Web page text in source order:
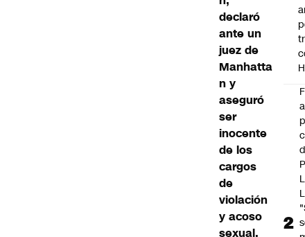
declaró
ante un
juez de
Manhatta
n y
aseguró
ser
inocente
de los
cargos
de
violación
y acoso
sexual.